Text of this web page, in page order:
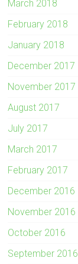
March 2018
February 2018
January 2018
December 2017
November 2017
August 2017
July 2017
March 2017
February 2017
December 2016
November 2016
October 2016
September 2016